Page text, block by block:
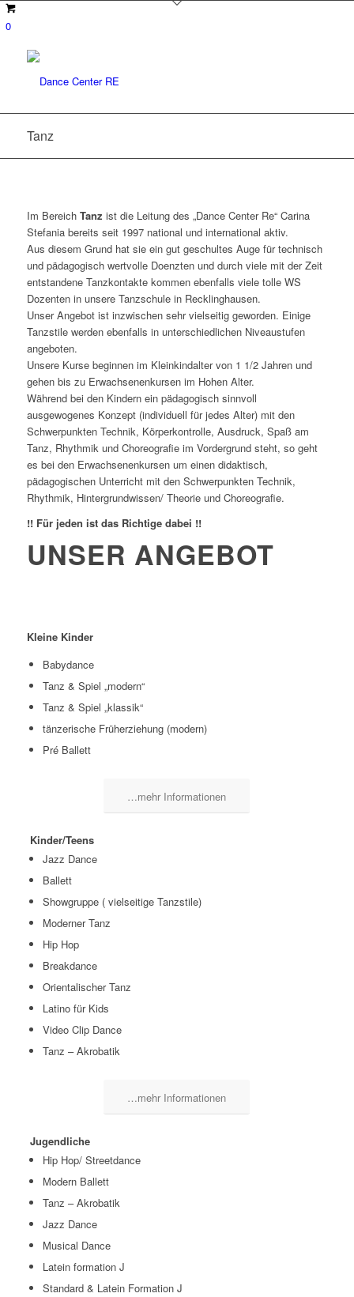
0
Tanz
Im Bereich Tanz ist die Leitung des „Dance Center Re“ Carina
Stefania bereits seit 1997 national und international aktiv.
Aus diesem Grund hat sie ein gut geschultes Auge für technisch
und pädagogisch wertvolle Doenzten und durch viele mit der Zeit
entstandene Tanzkontakte kommen ebenfalls viele tolle WS
Dozenten in unsere Tanzschule in Recklinghausen.
Unser Angebot ist inzwischen sehr vielseitig geworden. Einige
Tanzstile werden ebenfalls in unterschiedlichen Niveaustufen
angeboten.
Unsere Kurse beginnen im Kleinkindalter von 1 1/2 Jahren und
gehen bis zu Erwachsenenkursen im Hohen Alter.
Während bei den Kindern ein pädagogisch sinnvoll
ausgewogenes Konzept (individuell für jedes Alter) mit den
Schwerpunkten Technik, Körperkontrolle, Ausdruck, Spaß am
Tanz, Rhythmik und Choreografie im Vordergrund steht, so geht
es bei den Erwachsenenkursen um einen didaktisch,
pädagogischen Unterricht mit den Schwerpunkten Technik,
Rhythmik, Hintergrundwissen/ Theorie und Choreografie.
!! Für jeden ist das Richtige dabei !!
UNSER ANGEBOT
Kleine Kinder
Babydance
Tanz & Spiel „modern“
Tanz & Spiel „klassik“
tänzerische Früherziehung (modern)
Pré Ballett
…mehr Informationen
Kinder/Teens
Jazz Dance
Ballett
Showgruppe ( vielseitige Tanzstile)
Moderner Tanz
Hip Hop
Breakdance
Orientalischer Tanz
Latino für Kids
Video Clip Dance
Tanz – Akrobatik
…mehr Informationen
Jugendliche
Hip Hop/ Streetdance
Modern Ballett
Tanz – Akrobatik
Jazz Dance
Musical Dance
Latein formation J
Standard & Latein Formation J